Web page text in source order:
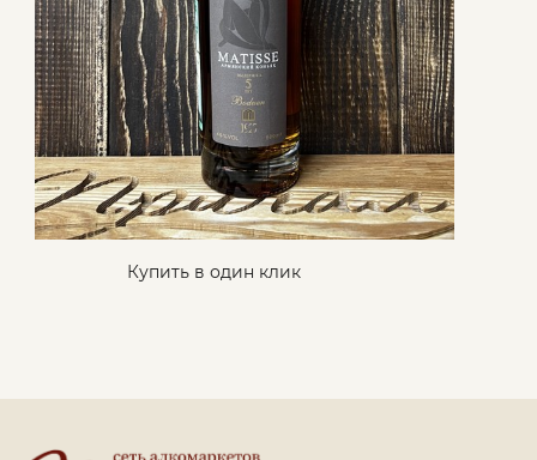
Купить в один клик